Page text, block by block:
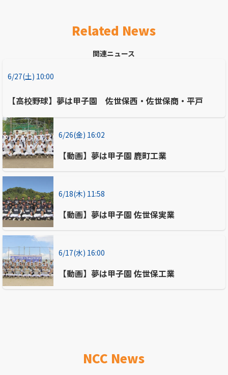
Related News
関連ニュース
6/27(土) 10:00
【高校野球】夢は甲子園 佐世保西・佐世保商・平戸
6/26(金) 16:02
【動画】夢は甲子園 鹿町工業
6/18(木) 11:58
【動画】夢は甲子園 佐世保実業
6/17(水) 16:00
【動画】夢は甲子園 佐世保工業
NCC News